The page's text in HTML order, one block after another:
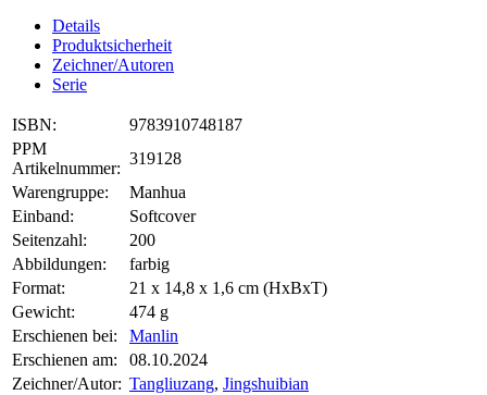
Details
Produktsicherheit
Zeichner/Autoren
Serie
ISBN:
9783910748187
PPM
Artikelnummer:
319128
Warengruppe:
Manhua
Einband:
Softcover
Seitenzahl:
200
Abbildungen:
farbig
Format:
21 x 14,8 x 1,6 cm (HxBxT)
Gewicht:
474 g
Erschienen bei:
Manlin
Erschienen am:
08.10.2024
Zeichner/Autor: Tangliuzang, Jingshuibian